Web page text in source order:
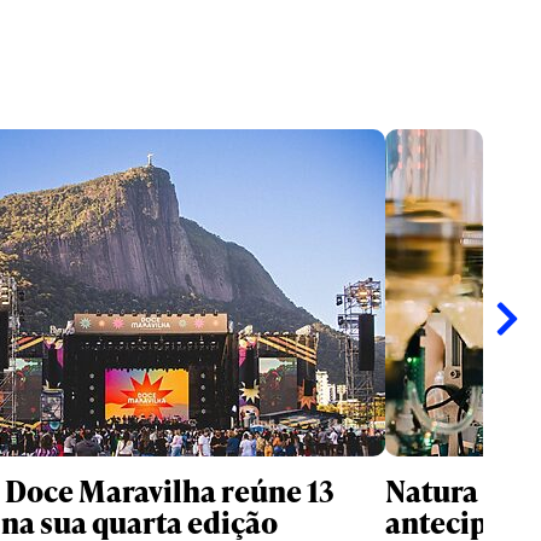
Maravilha reúne 13
sua quarta edição
Natura
antecipar